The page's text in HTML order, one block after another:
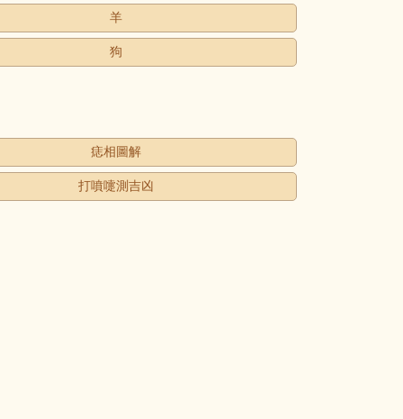
羊
狗
痣相圖解
打噴嚏測吉凶